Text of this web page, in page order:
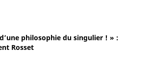
philosophie du singulier ! » :
Rosset